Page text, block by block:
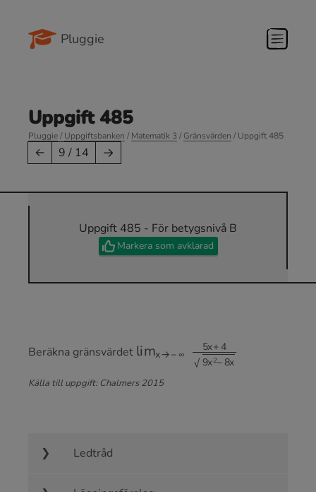
Pluggie
Uppgift 485
Pluggie/Uppgiftsbanken /Matematik 3 /Gränsvärden / Uppgift 485
← 9 / 14 →
Uppgift 485 - För betygsnivå B
Markera som avklarad
Beräkna gränsvärdet
lim x+4
Källa till uppgift: Chalmers 2015
Ledtråd